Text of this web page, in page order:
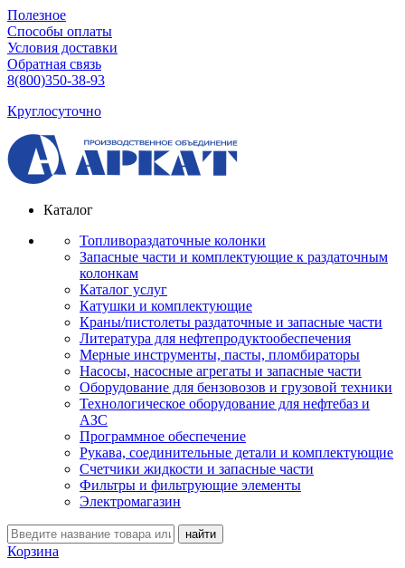
Полезное
Способы оплаты
Условия доставки
Обратная связь
8(800)350-38-93
Круглосуточно
Каталог
Топливораздаточные колонки
Запасные части и комплектующие к раздаточным
колонкам
Каталог услуг
Катушки и комплектующие
Краны/пистолеты раздаточные и запасные части
Литература для нефтепродуктообеспечения
Мерные инструменты, пасты, пломбираторы
Насосы, насосные агрегаты и запасные части
Оборудование для бензовозов и грузовой техники
Технологическое оборудование для нефтебаз и
АЗС
Программное обеспечение
Рукава, соединительные детали и комплектующие
Счетчики жидкости и запасные части
Фильтры и фильтрующие элементы
Электромагазин
Корзина